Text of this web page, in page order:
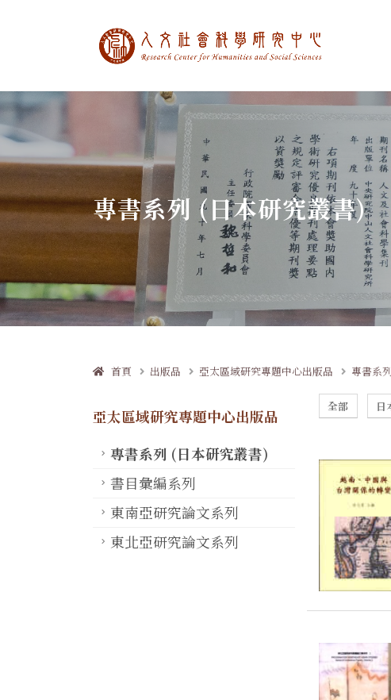
中央研究院人文社會
:::
專書系列 (日本研究叢書)
首頁 出版品 亞太區域研究專題中心出版品 專書系
亞太區域研究專題中心出版品
專書系列 (日本研究叢書)
書目彙編系列
東南亞研究論文系列
東北亞研究論文系列
全部 日